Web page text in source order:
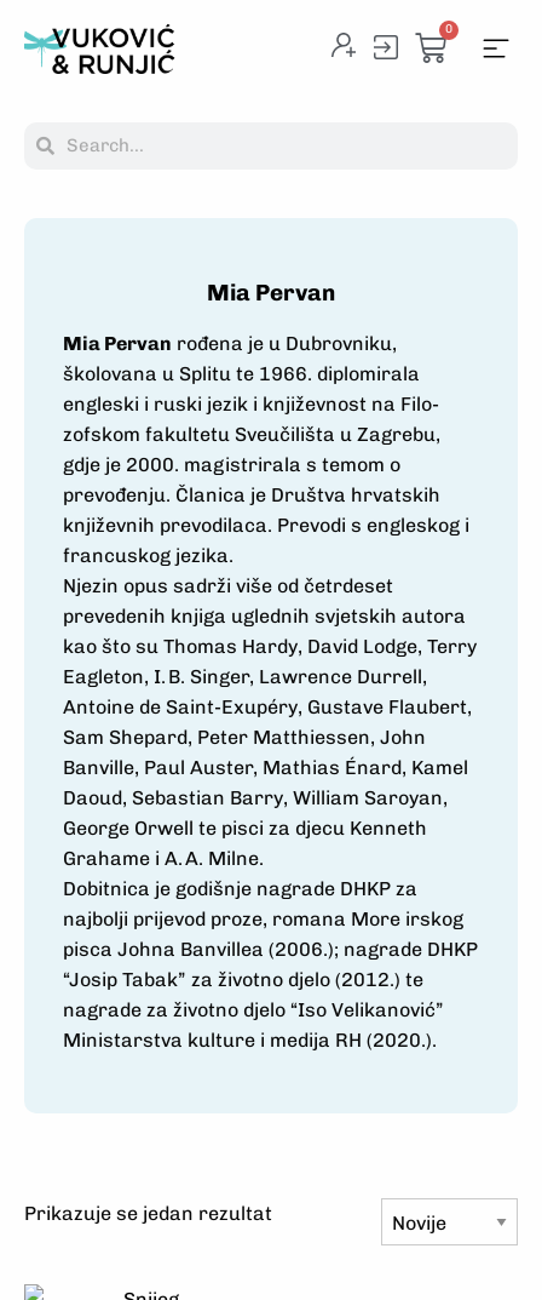
0
Mia Pervan
Mia Pervan rođena je u Dubrovniku,
školovana u Splitu te 1966. diplomirala
engleski i ruski jezik i književnost na Filo­
zofskom fakultetu Sveučilišta u Zagrebu,
gdje je 2000. magistrirala s temom o
prevođenju. Članica je Društva hrvatskih
književnih prevodilaca. Prevodi s engleskog i
fran­cuskog jezika.
Njezin opus sadrži više od četrdeset
prevedenih knjiga uglednih svjetskih autora
kao što su Thomas Hardy, David Lodge, Terry
Eagleton, I. B. Singer, Lawrence Durrell,
Antoine de Saint-Exupéry, Gustave Flaubert,
Sam Shepard, Peter Matthiessen, John
Banville, Paul Auster, Mathias Énard, Kamel
Daoud, Sebastian Barry, William Saroyan,
George Orwell te pisci za djecu Kenneth
Grahame i A. A. Milne.
Dobitnica je godišnje nagrade DHKP za
najbolji prijevod proze, romana More irskog
pisca Johna Banvillea (2006.); nagrade DHKP
“Josip Tabak” za životno djelo (2012.) te
nagrade za životno djelo “Iso Velikanović”
Ministarstva kulture i medija RH (2020.).
Prikazuje se jedan rezultat